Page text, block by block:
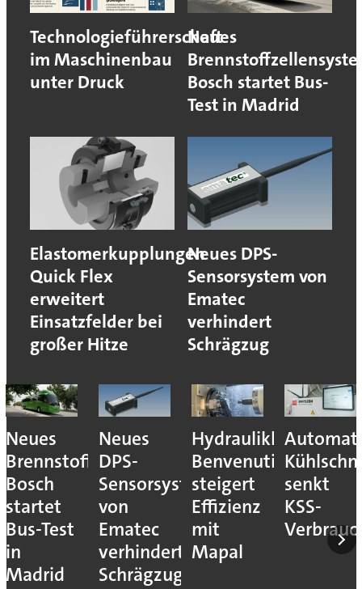
Technologieführerschaft
im Maschinenbau
unter Druck
Neues
Bosch startet Bus-
Test in Madrid
Elastomerkupplungen
Quick Flex
erweitert
Einsatzfelder bei
großer Hitze
Neues DPS-
Sensorsystem von
Ematec
verhindert
Schrägzug
Neues
Brennstoffzellensystem:
Bosch
startet
Bus-Test
in
Madrid
Neues
DPS-
Sensorsystem
von
Ematec
verhindert
Schrägzug
Hydraulikhersteller
Benvenuti
steigert
Effizienz
mit
Mapal
senkt
KSS-